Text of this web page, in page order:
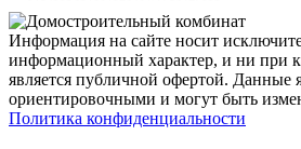
Информация на сайте носит
информационный характер, и ни при
является публичной офертой. Данные
ориентировочными и могут быть
Политика конфиденциальности